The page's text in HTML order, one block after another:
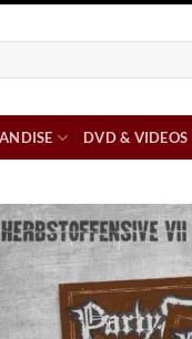
DVD & VIDEOS